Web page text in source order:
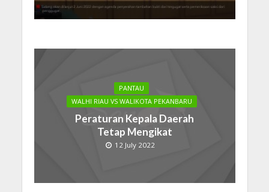
PANTAU
WALHI RIAU VS WALIKOTA PEKANBARU
Peraturan Kepala Daerah
Tetap Mengikat
12 July 2022